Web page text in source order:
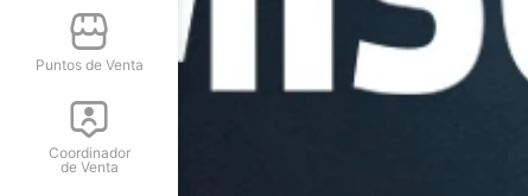
Puntos de Venta
Coordinador
de Venta